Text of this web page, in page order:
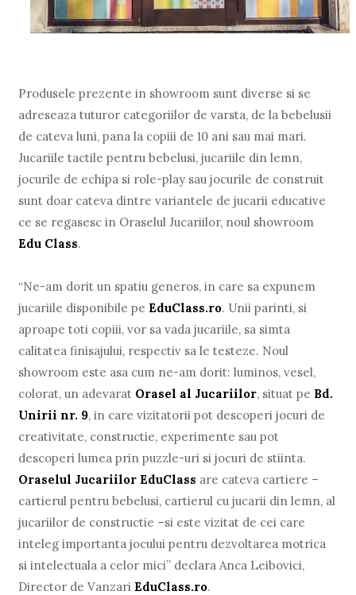
Produsele prezente in showroom sunt diverse si se
adreseaza tuturor categoriilor de varsta, de la bebelusii
de cateva luni, pana la copiii de 10 ani sau mai mari.
Jucariile tactile pentru bebelusi, jucariile din lemn,
jocurile de echipa si role-play sau jocurile de construit
sunt doar cateva dintre variantele de jucarii educative
ce se regasesc in Oraselul Jucariilor, noul showroom
Edu Class.
“Ne-am dorit un spatiu generos, in care sa expunem
jucariile disponibile pe EduClass.ro. Unii parinti, si
aproape toti copiii, vor sa vada jucariile, sa simta
calitatea finisajului, respectiv sa le testeze. Noul
showroom este asa cum ne-am dorit: luminos, vesel,
colorat, un adevarat Orasel al Jucariilor, situat pe Bd.
Unirii nr. 9, in care vizitatorii pot descoperi jocuri de
creativitate, constructie, experimente sau pot
descoperi lumea prin puzzle-uri si jocuri de stiinta.
Oraselul Jucariilor EduClass are cateva cartiere –
cartierul pentru bebelusi, cartierul cu jucarii din lemn, al
jucariilor de constructie –si este vizitat de cei care
inteleg importanta jocului pentru dezvoltarea motrica
si intelectuala a celor mici” declara Anca Leibovici,
Director de Vanzari EduClass.ro.